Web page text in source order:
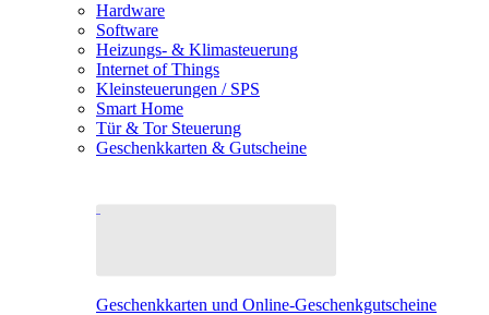
Hardware
Software
Heizungs- & Klimasteuerung
Internet of Things
Kleinsteuerungen / SPS
Smart Home
Tür & Tor Steuerung
Geschenkkarten & Gutscheine
Geschenkkarten und Online-Geschenkgutscheine